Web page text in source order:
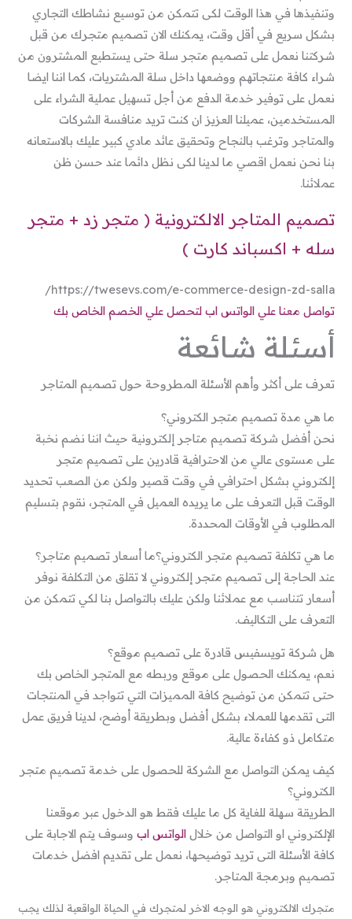
وتنفيذها في هذا الوقت لكى تتمكن من توسيع نشاطك التجاري
بشكل سريع في أقل وقت، يمكنك الان تصميم متجرك من قبل
شركتنا نعمل على تصميم متجر سلة حتى يستطيع المشترون من
شراء كافة منتجاتهم ووضعها داخل سلة المشتريات، كما اننا ايضا
نعمل على توفير خدمة الدفع من أجل تسهيل عملية الشراء على
المستخدمين، عميلنا العزيز ان كنت تريد منافسة الشركات
والمتاجر وترغب بالنجاح وتحقيق عائد مادي كبير عليك بالاستعانه
بنا نحن نعمل اقصي ما لدينا لكى نظل دائما عند حسن ظن
عملائنا.
تصميم المتاجر الالكترونية ( متجر زد + متجر
سله + اكسباند كارت )
https://twesevs.com/e-commerce-design-zd-salla/
تواصل معنا علي الواتس اب لتحصل علي الخصم الخاص بك
أسئلة شائعة
تعرف على أكثر وأهم الأسئلة المطروحة حول تصميم المتاجر
ما هي مدة تصميم متجر الكتروني؟
نحن أفضل شركة تصميم متاجر إلكترونية حيث اننا نضم نخبة
على مستوى عالي من الاحترافية قادرين على تصميم متجر
إلكتروني بشكل احترافي في وقت قصير ولكن من الصعب تحديد
الوقت قبل التعرف على ما يريده العميل في المتجر، نقوم بتسليم
المطلوب في الأوقات المحددة.
ما هي تكلفة تصميم متجر الكتروني؟ما أسعار تصميم متاجر؟
عند الحاجة إلى تصميم متجر إلكتروني لا تقلق من التكلفة نوفر
أسعار تتناسب مع عملائنا ولكن عليك بالتواصل بنا لكي تتمكن من
التعرف على التكاليف.
هل شركة تويسفيس قادرة على تصميم موقع؟
نعم، يمكنك الحصول على موقع وربطه مع المتجر الخاص بك
حتى تتمكن من توضيح كافة المميزات التي تتواجد في المنتجات
التى تقدمها للعملاء بشكل أفضل وبطريقة أوضح، لدينا فريق عمل
متكامل ذو كفاءة عالية.
كيف يمكن التواصل مع الشركة للحصول على خدمة تصميم متجر
الكتروني؟
الطريقة سهلة للغاية كل ما عليك فقط هو الدخول عبر موقعنا
الإلكتروني او التواصل من خلالالواتس اب وسوف يتم الاجابة على
كافة الأسئلة التى تريد توضيحها، نعمل على تقديم افضل خدمات
تصميم وبرمجة المتاجر.
متجرك الالكتروني هو الوجه الاخر لمتجرك في الحياة الواقعية لذلك يجب